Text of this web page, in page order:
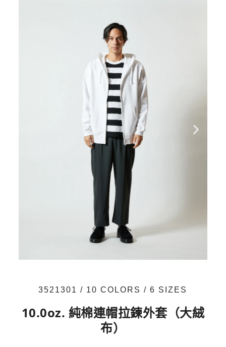
3521301 / 10 COLORS / 6 SIZES
10.0oz. 純棉連帽拉鍊外套（大絨
布）